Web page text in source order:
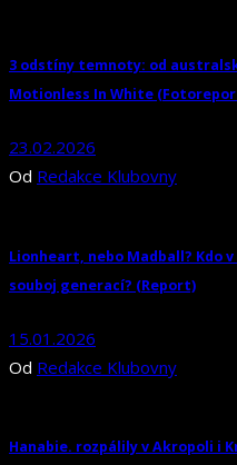
3 odstíny temnoty: od
Motionless In White
23.02.2026
Od Redakce Klubovny
Lionheart, nebo Madball? Kdo
souboj generací? (Report)
15.01.2026
Od Redakce Klubovny
Hanabie. rozpálily v Akropoli i